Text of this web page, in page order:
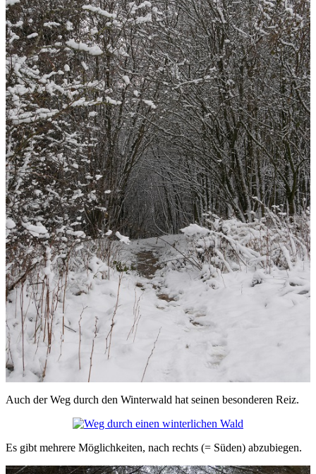
Auch der Weg durch den Winterwald hat seinen besonderen Reiz.
Es gibt mehrere Möglichkeiten, nach rechts (= Süden) abzubiegen.